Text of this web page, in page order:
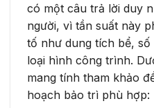
có một câu trả lời duy
người, vì tần suất này
tố như dung tích bể,
loại hình công trình.
mang tính tham khảo
hoạch bảo trì phù hợp: